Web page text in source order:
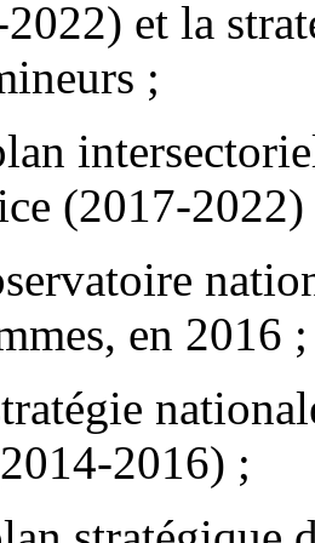
et la
;
(2017-2022)
en 2016 ;
2016) ;